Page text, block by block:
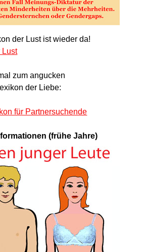
der Lust ist wieder da!
Lust
zum angucken
der Liebe:
für Partnersuchende
(frühe Jahre)